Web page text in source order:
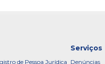
de Pessoa Jurídica
Serviços
Denúncias